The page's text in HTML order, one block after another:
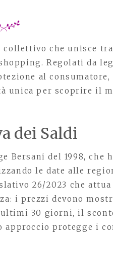
che unisce
Regolati da
al consumatore,
unica per scoprire il
dei Saldi
Bersani del 1998, che
le date alle
26/2023 che
i prezzi devono
ultimi 30 giorni, il
approccio protegge i